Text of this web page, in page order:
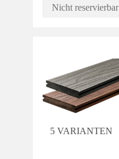
Nicht reservierbar
5 VARIANTEN